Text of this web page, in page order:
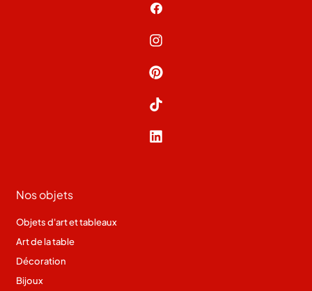
Nos objets
Objets d'art et tableaux
Art de la table
Décoration
Bijoux